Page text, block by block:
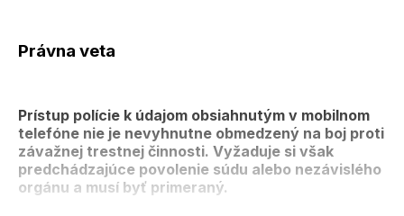
Právna veta
Prístup polície k údajom obsiahnutým v mobilnom
telefóne nie je nevyhnutne obmedzený na boj proti
závažnej trestnej činnosti. Vyžaduje si však
predchádzajúce povolenie súdu alebo nezávislého
orgánu a musí byť primeraný.